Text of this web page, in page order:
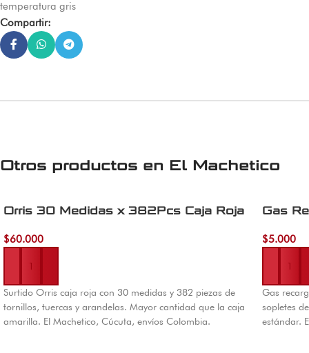
temperatura gris
Compartir:
Otros productos en El Machetico
Orris 30 Medidas x 382Pcs Caja Roja
$60.000
Añadir al carrito
Surtido Orris caja roja con 30 medidas y 382 piezas de
tornillos, tuercas y arandelas. Mayor cantidad que la caja
amarilla. El Machetico, Cúcuta, envíos Colombia.
Gas
$5.000
Añadir al
Gas
sopletes
estándar.